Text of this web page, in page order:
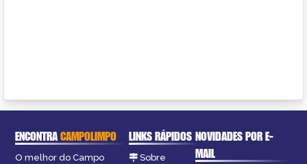
ENCONTRACAMPOLIMPO
O melhor do Campo
LINKS RÁPIDOS
Sobre
NOVIDADES POR E-
MAIL